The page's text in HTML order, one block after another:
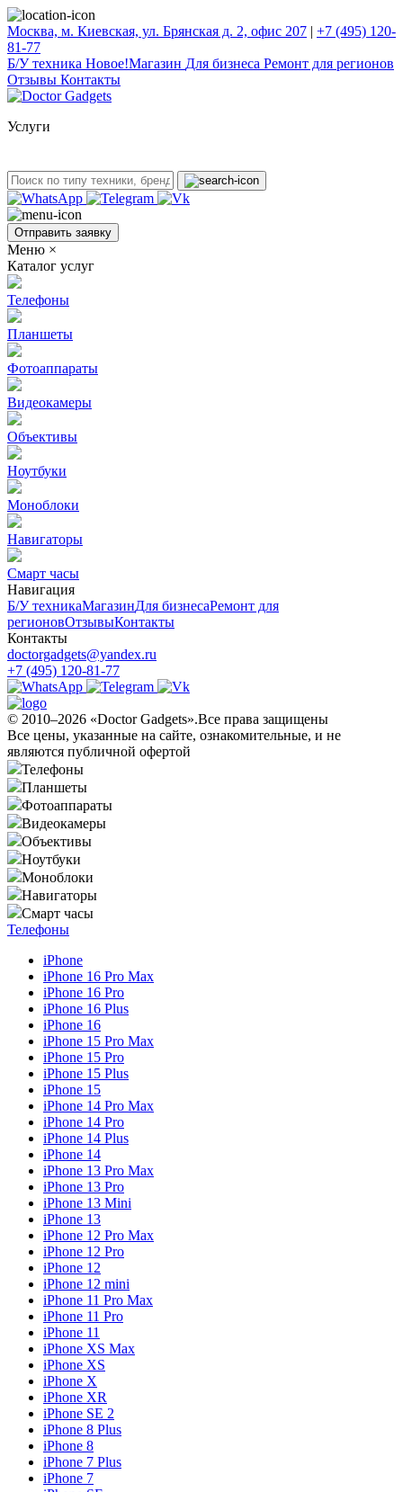
Москва, м. Киевская, ул. Брянская д. 2, офис 207 | +7 (495) 120-
81-77
Б/У техникa Новое!Магазин Для бизнеса Ремонт для регионов
Отзывы Контакты
Услуги
Отправить заявку
Меню ×
Каталог услуг
Телефоны
Планшеты
Фотоаппараты
Видеокамеры
Объективы
Ноутбуки
Моноблоки
Навигаторы
Смарт часы
Навигация
Б/У техникaМагазинДля бизнесаРемонт для
регионовОтзывыКонтакты
Контакты
doctorgadgets@yandex.ru
+7 (495) 120-81-77
© 2010–2026 «Doctor Gadgets».Все права защищены
Все цены, указанные на сайте, ознакомительные, и не
являются публичной офертой
Телефоны
Планшеты
Фотоаппараты
Видеокамеры
Объективы
Ноутбуки
Моноблоки
Навигаторы
Смарт часы
Телефоны
iPhone
iPhone 16 Pro Max
iPhone 16 Pro
iPhone 16 Plus
iPhone 16
iPhone 15 Pro Max
iPhone 15 Pro
iPhone 15 Plus
iPhone 15
iPhone 14 Pro Max
iPhone 14 Pro
iPhone 14 Plus
iPhone 14
iPhone 13 Pro Max
iPhone 13 Pro
iPhone 13 Mini
iPhone 13
iPhone 12 Pro Max
iPhone 12 Pro
iPhone 12
iPhone 12 mini
iPhone 11 Pro Max
iPhone 11 Pro
iPhone 11
iPhone XS Max
iPhone XS
iPhone X
iPhone XR
iPhone SE 2
iPhone 8 Plus
iPhone 8
iPhone 7 Plus
iPhone 7